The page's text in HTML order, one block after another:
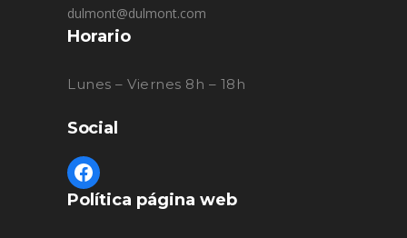
dulmont@dulmont.com
Horario
Lunes – Viernes 8h – 18h
Social
Política página web